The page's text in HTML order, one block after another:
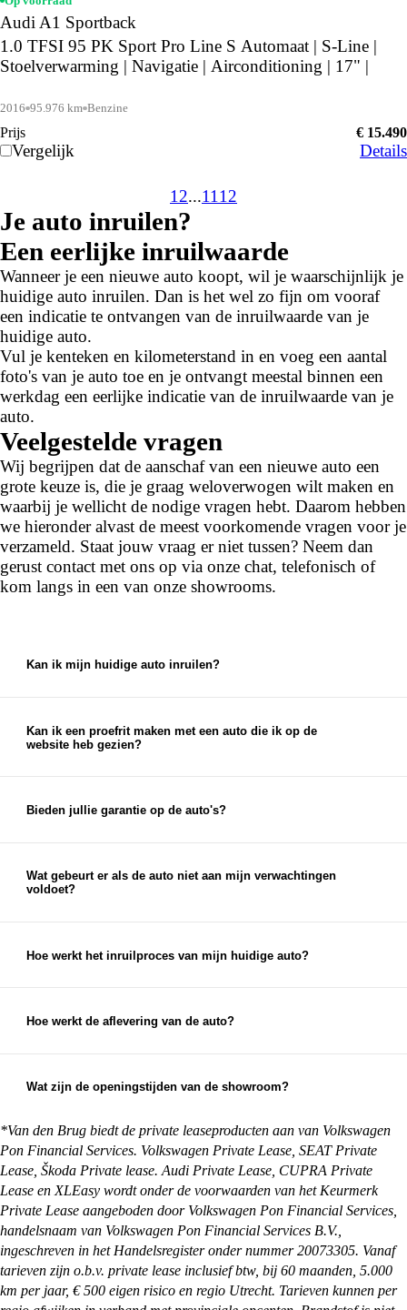
Audi A1 Sportback
1.0 TFSI 95 PK Sport Pro Line S Automaat | S-Line |
Stoelverwarming | Navigatie | Airconditioning | 17" |
2016 95.976 km Benzine
Prijs € 15.490
Vergelijk Details
12...1112
Je auto inruilen?
Een eerlijke inruilwaarde
Wanneer je een nieuwe auto koopt, wil je waarschijnlijk je
huidige auto inruilen. Dan is het wel zo fijn om vooraf
een indicatie te ontvangen van de inruilwaarde van je
huidige auto.
Vul je kenteken en kilometerstand in en voeg een aantal
foto's van je auto toe en je ontvangt meestal binnen een
werkdag een eerlijke indicatie van de inruilwaarde van je
auto.
Veelgestelde vragen
Wij begrijpen dat de aanschaf van een nieuwe auto een
grote keuze is, die je graag weloverwogen wilt maken en
waarbij je wellicht de nodige vragen hebt. Daarom hebben
we hieronder alvast de meest voorkomende vragen voor je
verzameld. Staat jouw vraag er niet tussen? Neem dan
gerust contact met ons op via onze chat, telefonisch of
kom langs in een van onze showrooms.
Kan ik mijn huidige auto inruilen?
auto, die je kunt gebruiken als aanbetaling voor je
nieuwe auto.
Kan ik een proefrit maken met een auto die ik op de
website heb gezien?
eenvoudig inplannen via de chat op onze website
afspraak voor een proefrit inplannen.
Bieden jullie garantie op de auto's?
garantie bieden we garantie- en afleverpakketten
aan, waardoor je zorgeloos geniet van je nieuwe
Wat gebeurt er als de auto niet aan mijn verwachtingen
voldoet?
streven altijd naar 100% klanttevredenheid en
Hoe werkt het inruilproces van mijn huidige auto?
eerlijke inruilwaarde te bepalen. Hiervoor kun je
ruilen.
Hoe werkt de aflevering van de auto?
op te halen bij een van onze vestigingen, maar we
bij je thuis. Alles waar je rekening mee moet
houden en wat je zelf nog moet regelen, kun je
vinden op onzepagina met afleverinformatie.
Wat zijn de openingstijden van de showroom?
zaterdag. De exacte openingstijden van de
vestiging je wilt bezoeken vind je op:
https://vandenbrug.nl/vestigingen
*Van den Brug biedt de private leaseproducten aan van Volkswagen
Pon Financial Services. Volkswagen Private Lease, SEAT Private
Lease, Škoda Private lease. Audi Private Lease, CUPRA Private
Lease en XLEasy wordt onder de voorwaarden van het Keurmerk
Private Lease aangeboden door Volkswagen Pon Financial Services,
handelsnaam van Volkswagen Pon Financial Services B.V.,
ingeschreven in het Handelsregister onder nummer 20073305. Vanaf
tarieven zijn o.b.v. private lease inclusief btw, bij 60 maanden, 5.000
km per jaar, € 500 eigen risico en regio Utrecht. Tarieven kunnen per